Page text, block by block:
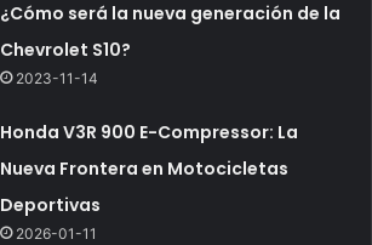
¿Cómo será la nueva generación de la
Chevrolet S10?
2023-11-14
Honda V3R 900 E-Compressor: La
Nueva Frontera en Motocicletas
Deportivas
2026-01-11